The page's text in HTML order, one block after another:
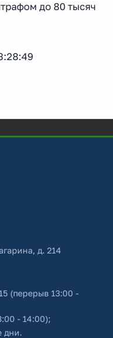
до 80 тысяч
д. 214
(перерыв 13:00 -
- 14:00);
дни.